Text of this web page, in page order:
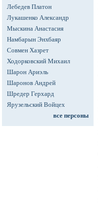
Лебедев Платон
Лукашенко Александр
Мыскина Анастасия
Намбарын Энхбаяр
Совмен Хазрет
Ходорковский Михаил
Шарон Ариэль
Шаронов Андрей
Шредер Герхард
Ярузельский Войцех
все персоны